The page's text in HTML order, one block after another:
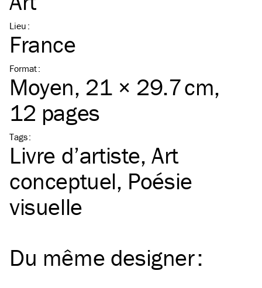
Lieu :
France
Format:
Moyen, 21 × 29.7 cm,
12 pages
Tags:
Livre d’artiste Art
conceptuel Poésie
visuelle
Du même designer: